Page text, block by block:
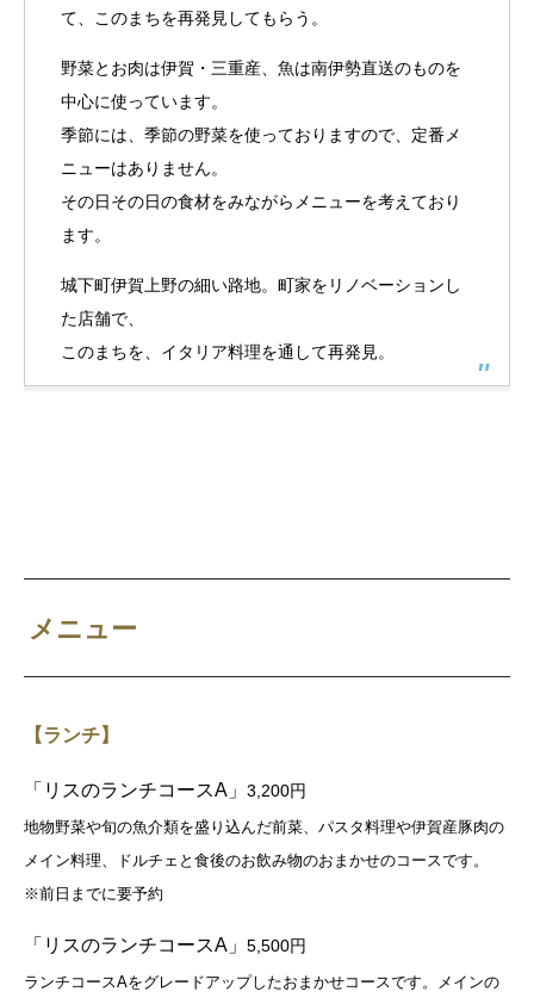
て、このまちを再発見してもらう。
野菜とお肉は伊賀・三重産、魚は南伊勢直送のものを
中心に使っています。
季節には、季節の野菜を使っておりますので、定番メ
ニューはありません。
その日その日の食材をみながらメニューを考えており
ます。
城下町伊賀上野の細い路地。町家をリノベーションし
た店舗で、
このまちを、イタリア料理を通して再発見。
メニュー
【ランチ】
「リスのランチコースA」 3,200円
地物野菜や旬の魚介類を盛り込んだ前菜、パスタ料理や伊賀産豚肉の
メイン料理、ドルチェと食後のお飲み物のおまかせのコースです。
※前日までに要予約
「リスのランチコースA」 5,500円
ランチコースAをグレードアップしたおまかせコースです。メインの